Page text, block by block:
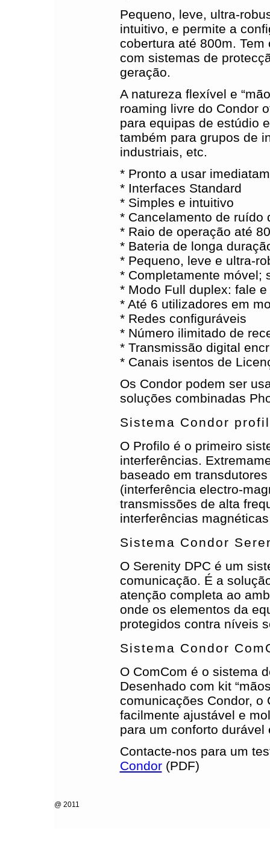
Pequeno, leve, ultra-
intuitivo, e permite a
cobertura até 800m.
com sistemas de
geração.
A natureza flexível e
roaming livre do Condor
para equipas de estúdio
também para grupos de
industriais, etc.
* Pronto a usar
* Interfaces Standard
* Simples e intuitivo
* Cancelamento de ruído
* Raio de operação até
* Bateria de longa
* Pequeno, leve e ultra-
* Completamente móvel;
* Modo Full duplex: fale
* Até 6 utilizadores em
* Redes configuráveis
* Número ilimitado de
* Transmissão digital
* Canais isentos de
Os Condor podem ser
soluções combinadas
Sistema Condor
O Profilo é o primeiro
interferências.
baseado em
(interferência electro-
transmissões de alta
interferências
Sistema Condor
O Serenity DPC é um
comunicação. É a
atenção completa ao
onde os elementos da
protegidos contra níveis
Sistema Condor
O ComCom é o sistema
Desenhado com kit
comunicações Condor, o
facilmente ajustável e
para um conforto
Contacte-nos para um
Condor(PDF)
@ 2011